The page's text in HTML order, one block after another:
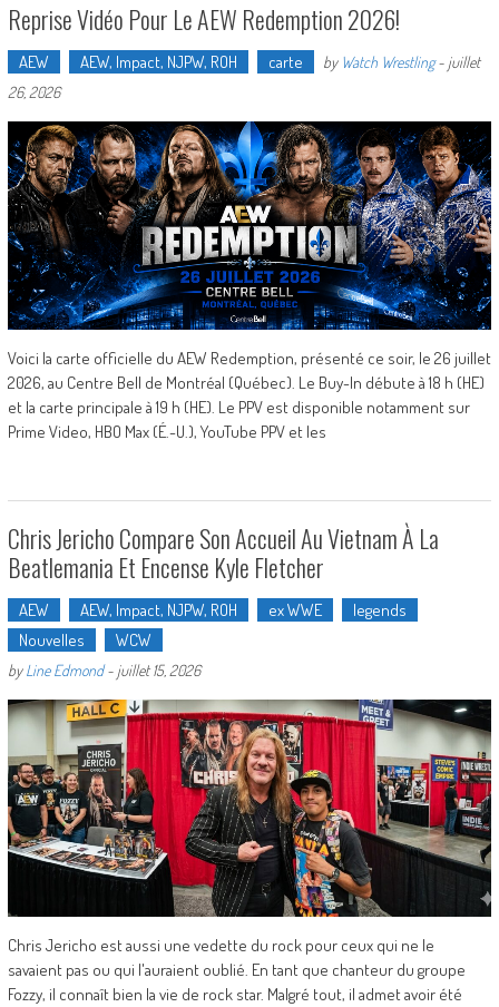
Reprise Vidéo Pour Le AEW Redemption 2026!
AEW AEW, Impact, NJPW, ROH carte by Watch Wrestling- juillet
26, 2026
Voici la carte officielle du AEW Redemption, présenté ce soir, le 26 juillet
2026, au Centre Bell de Montréal (Québec). Le Buy-In débute à 18 h (HE)
et la carte principale à 19 h (HE). Le PPV est disponible notamment sur
Prime Video, HBO Max (É.-U.), YouTube PPV et les
Chris Jericho Compare Son Accueil Au Vietnam À La
Beatlemania Et Encense Kyle Fletcher
AEW AEW, Impact, NJPW, ROH ex WWE
legends
Nouvelles
WCW
byLine Edmond- juillet 15, 2026
Chris Jericho est aussi une vedette du rock pour ceux qui ne le
savaient pas ou qui l'auraient oublié. En tant que chanteur du groupe
Fozzy, il connaît bien la vie de rock star. Malgré tout, il admet avoir été